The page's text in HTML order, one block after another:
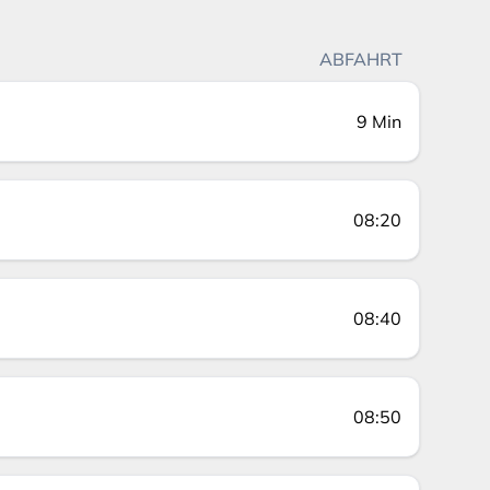
ABFAHRT
9 Min
08:20
08:40
08:50